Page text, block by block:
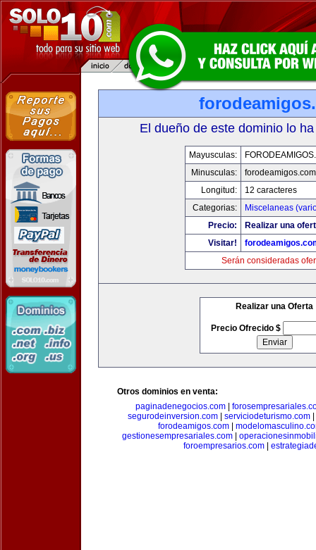
El dueño de este dominio lo
Mayusculas:
Minusculas:
forodeamigos.com
Longitud:
12 caracteres
Categorias:
Miscelaneas
Precio:
Realizar una
Visitar!
Serán consideradas
Realizar una Oferta
Precio Ofrecido $
Otros dominios en venta:
paginadenegocios.com
segurodeinversion.com| serviciodeturismo.com|
forodeamigos.com
gestionesempresariales.com
foroempresarios.com